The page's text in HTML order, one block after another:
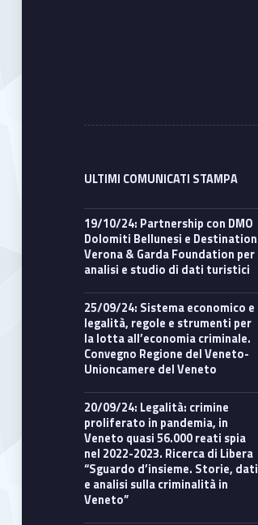
ULTIMI COMUNICATI STAMPA
19/10/24: Partnership con DMO
Dolomiti Bellunesi e Destination
Verona & Garda Foundation per
analisi e studio di dati turistici
25/09/24: Sistema economico e
legalità, regole e strumenti per
la lotta all’economia criminale.
Convegno Regione del Veneto-
Unioncamere del Veneto
20/09/24: Legalità: crimine
proliferato in pandemia, in
Veneto quasi 56.000 reati spia
nel 2022-2023. Ricerca di Libera
“Sguardo d’insieme. Storie, dati
e analisi sulla criminalità in
Veneto”